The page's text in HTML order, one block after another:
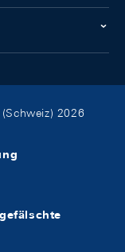
2026